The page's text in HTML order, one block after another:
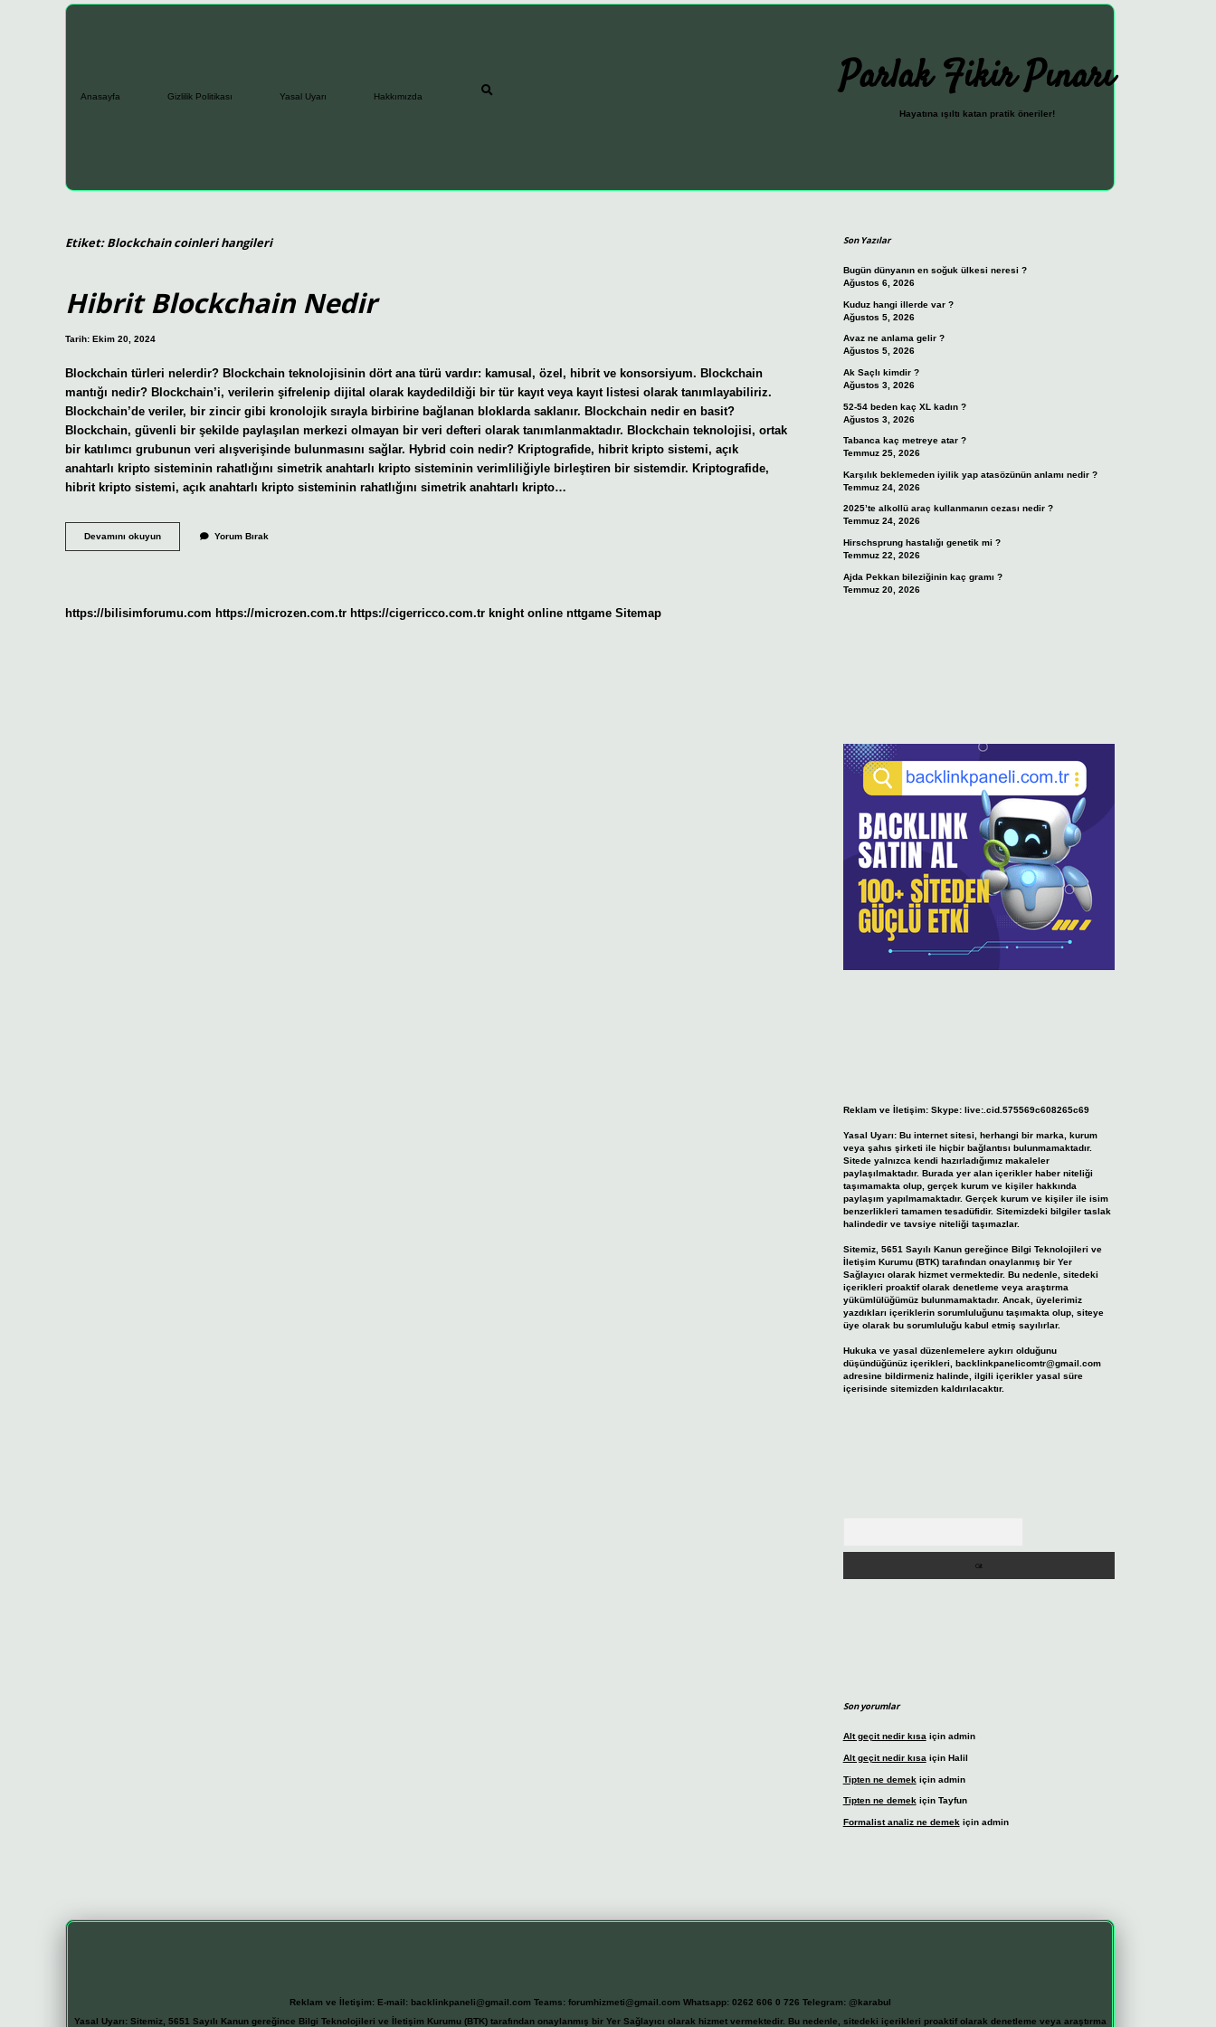
Anasayfa Gizlilik Politikası Yasal Uyarı Hakkımızda Parlak Fikir Pınarı
Hayatına ışıltı katan pratik öneriler!
Etiket:Blockchain coinleri hangileri
Hibrit Blockchain Nedir
Tarih: Ekim 20, 2024
Blockchain türleri nelerdir? Blockchain teknolojisinin dört ana türü vardır: kamusal, özel, hibrit ve konsorsiyum. Blockchain
mantığı nedir? Blockchain’i, verilerin şifrelenip dijital olarak kaydedildiği bir tür kayıt veya kayıt listesi olarak tanımlayabiliriz.
Blockchain’de veriler, bir zincir gibi kronolojik sırayla birbirine bağlanan bloklarda saklanır. Blockchain nedir en basit?
Blockchain, güvenli bir şekilde paylaşılan merkezi olmayan bir veri defteri olarak tanımlanmaktadır. Blockchain teknolojisi, ortak
bir katılımcı grubunun veri alışverişinde bulunmasını sağlar. Hybrid coin nedir? Kriptografide, hibrit kripto sistemi, açık
anahtarlı kripto sisteminin rahatlığını simetrik anahtarlı kripto sisteminin verimliliğiyle birleştiren bir sistemdir. Kriptografide,
hibrit kripto sistemi, açık anahtarlı kripto sisteminin rahatlığını simetrik anahtarlı kripto…
Devamını okuyunHibrit
Blockchain
Yorum Bırak
https://bilisimforumu.com https://microzen.com.tr https://cigerricco.com.tr knight online nttgame Sitemap
Son Yazılar
Bugün dünyanın en soğuk ülkesi neresi ?
Ağustos 6, 2026
Kuduz hangi illerde var ?
Ağustos 5, 2026
Avaz ne anlama gelir ?
Ağustos 5, 2026
Ak Saçlı kimdir ?
Ağustos 3, 2026
52-54 beden kaç XL kadın ?
Ağustos 3, 2026
Tabanca kaç metreye atar ?
Temmuz 25, 2026
Karşılık beklemeden iyilik yap atasözünün anlamı nedir ?
Temmuz 24, 2026
2025’te alkollü araç kullanmanın cezası nedir ?
Temmuz 24, 2026
Hirschsprung hastalığı genetik mi ?
Temmuz 22, 2026
Ajda Pekkan bileziğinin kaç gramı ?
Temmuz 20, 2026
Reklam ve İletişim: Skype: live:.cid.575569c608265c69
Yasal Uyarı: Bu internet sitesi, herhangi bir marka, kurum
veya şahıs şirketi ile hiçbir bağlantısı bulunmamaktadır.
Sitede yalnızca kendi hazırladığımız makaleler
paylaşılmaktadır. Burada yer alan içerikler haber niteliği
taşımamakta olup, gerçek kurum ve kişiler hakkında
paylaşım yapılmamaktadır. Gerçek kurum ve kişiler ile isim
benzerlikleri tamamen tesadüfidir. Sitemizdeki bilgiler taslak
halindedir ve tavsiye niteliği taşımazlar.
Sitemiz, 5651 Sayılı Kanun gereğince Bilgi Teknolojileri ve
İletişim Kurumu (BTK) tarafından onaylanmış bir Yer
Sağlayıcı olarak hizmet vermektedir. Bu nedenle, sitedeki
içerikleri proaktif olarak denetleme veya araştırma
yükümlülüğümüz bulunmamaktadır. Ancak, üyelerimiz
yazdıkları içeriklerin sorumluluğunu taşımakta olup, siteye
üye olarak bu sorumluluğu kabul etmiş sayılırlar.
Hukuka ve yasal düzenlemelere aykırı olduğunu
düşündüğünüz içerikleri, backlinkpanelicomtr@gmail.com
adresine bildirmeniz halinde, ilgili içerikler yasal süre
içerisinde sitemizden kaldırılacaktır.
Son yorumlar
Alt geçit nedir kısaiçin admin
Alt geçit nedir kısa için Halil
Tipten ne demek için admin
Tipten ne demek için Tayfun
Formalist analiz ne demek için admin
Reklam ve İletişim: E-mail: backlinkpaneli@gmail.com Teams: forumhizmeti@gmail.com Whatsapp: 0262 606 0 726 Telegram: @karabul
Yasal Uyarı:Sitemiz, 5651 Sayılı Kanun gereğince Bilgi Teknolojileri ve İletişim Kurumu (BTK) tarafından onaylanmış bir Yer Sağlayıcı olarak hizmet vermektedir. Bu nedenle, sitedeki içerikleri proaktif olarak denetleme veya araştırma